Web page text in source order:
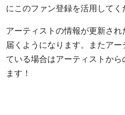
にこのファン登録を活用してく
アーティストの情報が更新さ
届くようになります。またア
ている場合はアーティストか
ます！